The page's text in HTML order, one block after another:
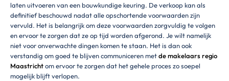
laten uitvoeren van een bouwkundige keuring. De verkoop kan als
definitief beschouwd nadat alle opschortende voorwaarden zijn
vervuld. Het is belangrijk om deze voorwaarden zorgvuldig te volgen
en ervoor te zorgen dat ze op tijd worden afgerond. Je wilt namelijk
niet voor onverwachte dingen komen te staan. Het is dan ook
verstandig om goed te blijven communiceren metde makelaars regio
Maastrichtom ervoor te zorgen dat het gehele proces zo soepel
mogelijk blijft verlopen.